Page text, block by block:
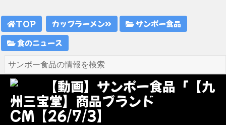
TOP カップラーメン
サンポー食品
食のニュース
【動画】サンポー食品「【九
州三宝堂】商品ブランド
CM【26/7/3】